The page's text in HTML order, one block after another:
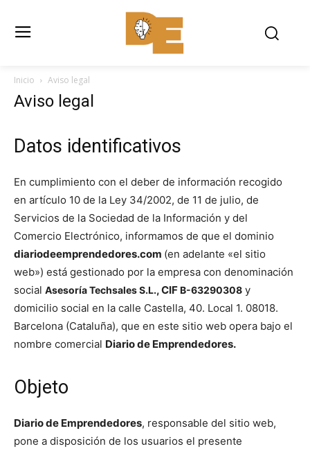
Inicio Aviso legal
Aviso legal
Datos identificativos
En cumplimiento con el deber de información recogido
en artículo 10 de la Ley 34/2002, de 11 de julio, de
Servicios de la Sociedad de la Información y del
Comercio Electrónico, informamos de que el dominio
diariodeemprendedores.com (en adelante «el sitio
web») está gestionado por la empresa con denominación
social Asesoría Techsales S.L., CIFB-63290308 y
domicilio social en la calle Castella, 40. Local 1. 08018.
Barcelona (Cataluña), que en este sitio web opera bajo el
nombre comercial Diario de Emprendedores.
Objeto
Diario de Emprendedores, responsable del sitio web,
pone a disposición de los usuarios el presente